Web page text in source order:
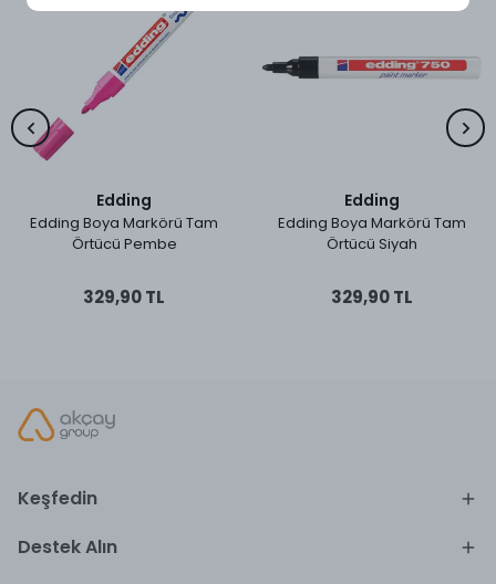
Edding
Edding Boya Markörü Tam
Örtücü Pembe
329,90 TL
Edding
Edding Boya Markörü Tam
Örtücü Siyah
329,90 TL
Keşfedin
Destek Alın